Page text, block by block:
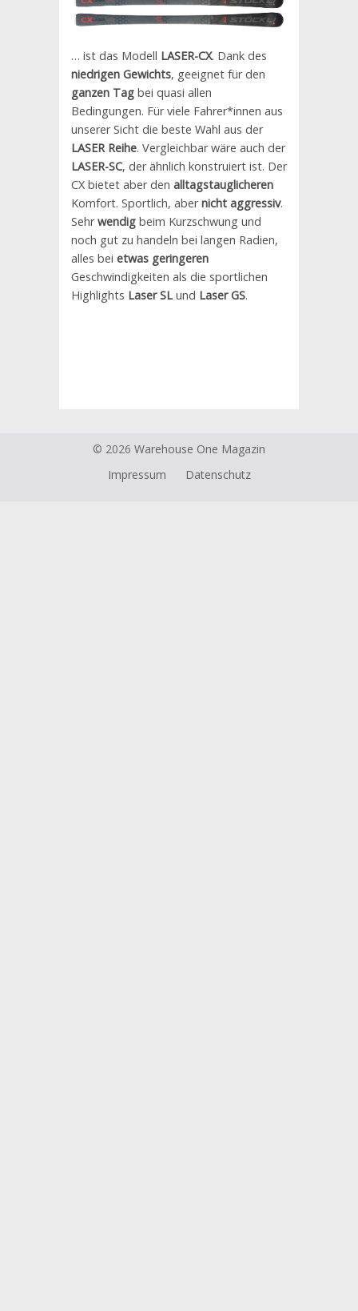
… ist das Modell LASER-CX. Dank des
niedrigen Gewichts, geeignet für den
ganzen Tag bei quasi allen
Bedingungen. Für viele Fahrer*innen aus
unserer Sicht die beste Wahl aus der
LASER Reihe. Vergleichbar wäre auch der
LASER-SC, der ähnlich konstruiert ist. Der
CX bietet aber den alltagstauglicheren
Komfort. Sportlich, abernicht aggressiv.
Sehrwendig beim Kurzschwung und
noch gut zu handeln bei langen Radien,
alles bei etwas geringeren
Geschwindigkeiten als die sportlichen
Highlights Laser SLund Laser GS.
© 2026 Warehouse One Magazin
Impressum
Datenschutz